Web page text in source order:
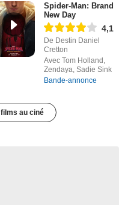
Spider-Man: Brand
New Day
4,1
De Destin Daniel
Cretton
Avec Tom Holland,
Zendaya, Sadie Sink
Bande-annonce
au ciné